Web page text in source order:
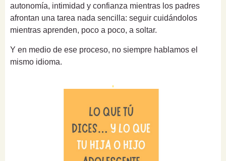
autonomía, intimidad y confianza mientras los padres
afrontan una tarea nada sencilla: seguir cuidándolos
mientras aprenden, poco a poco, a soltar.
Y en medio de ese proceso, no siempre hablamos el
mismo idioma.